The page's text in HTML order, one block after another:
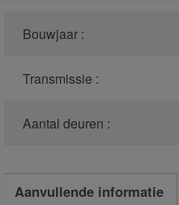
Bouwjaar :
Transmissie :
Aantal deuren :
Aanvullende informatie